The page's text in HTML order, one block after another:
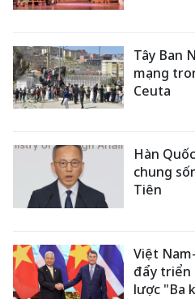
Tây Ban
mạng
Ceuta
Hàn
chung
Tiên
Việt
đẩy triển
lược "Ba